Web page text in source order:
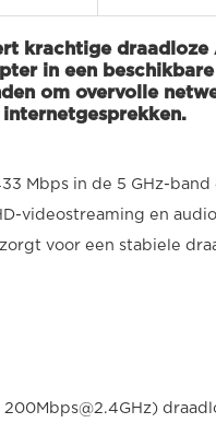
krachtige
in een
om overvolle
Mbps in de 5 GHz-
videostreaming en
voor een stabiele
200Mbps@2.4GHz)